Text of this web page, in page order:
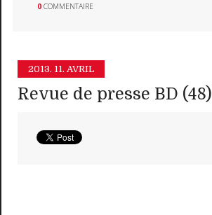
0 COMMENTAIRE
2013. 11. AVRIL
Revue de presse BD (48)